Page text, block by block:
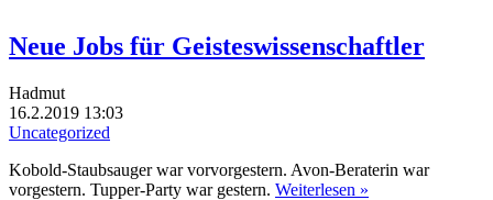
Neue Jobs für Geisteswissenschaftler
Hadmut
16.2.2019 13:03
Uncategorized
Kobold-Staubsauger war vorvorgestern. Avon-Beraterin war
vorgestern. Tupper-Party war gestern. Weiterlesen »